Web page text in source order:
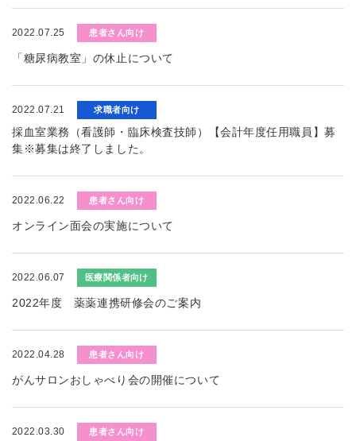
2022.07.25 患者さん向け
「糖尿病教室」の休止について
2022.07.21 求職者向け
採血室業務（看護師・臨床検査技師）【会計年度任用職員】募
集※募集は終了しました。
2022.06.22 患者さん向け
オンライン面会の実施について
2022.06.07 医療関係者向け
2022年度 薬薬連携研修会のご案内
2022.04.28 患者さん向け
がんサロンおしゃべり会の開催について
2022.03.30 患者さん向け